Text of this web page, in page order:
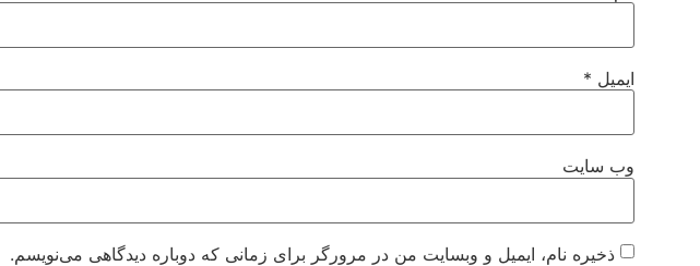
ایمیل *
وب‌ سایت
ذخیره نام، ایمیل و وبسایت من در مرورگر برای زمانی که دوباره دیدگاهی می‌نویسم.